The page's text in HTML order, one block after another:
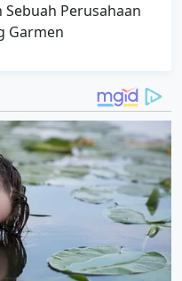
Perusahaan
Garmen